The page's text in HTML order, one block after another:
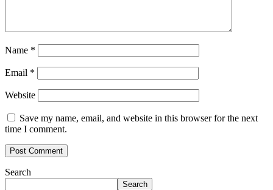
Name *
Email *
Website
Save my name, email, and website in this browser for the next
time I comment.
Search
Search